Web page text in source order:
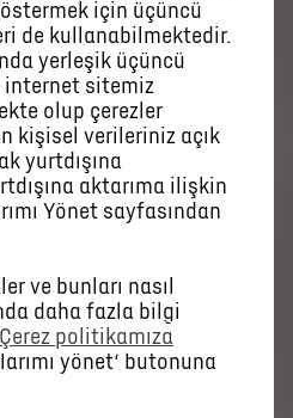
için üçüncü
de kullanabilmektedir.
yerleşik üçüncü
internet sitemiz
olup çerezler
kişisel verileriniz açık
yurtdışına
aktarıma ilişkin
Yönet sayfasından
ve bunları nasıl
daha fazla bilgi
Çerez politikamıza
yönet‘ butonuna